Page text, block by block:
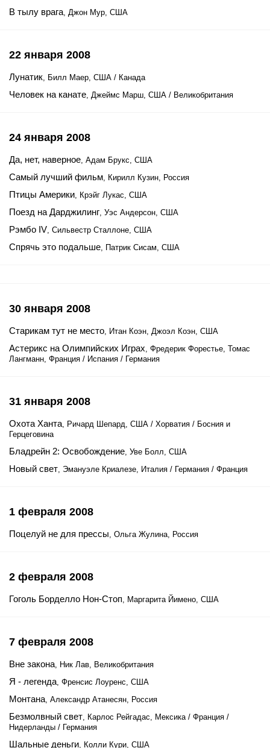
В тылу врага, Джон Мур, США
22 января 2008
Лунатик, Билл Маер, США / Канада
Человек на канате, Джеймс Марш, США / Великобритания
24 января 2008
Да, нет, наверное, Адам Брукс, США
Самый лучший фильм, Кирилл Кузин, Россия
Птицы Америки, Крэйг Лукас, США
Поезд на Дарджилинг, Уэс Андерсон, США
Рэмбо IV, Сильвестр Сталлоне, США
Спрячь это подальше, Патрик Сисам, США
30 января 2008
Старикам тут не место, Итан Коэн, Джоэл Коэн, США
Астерикс на Олимпийских Играх, Фредерик Форестье, Томас
Лангманн, Франция / Испания / Германия
31 января 2008
Охота Ханта, Ричард Шепард, США / Хорватия / Босния и
Герцеговина
Бладрейн 2: Освобождение, Уве Болл, США
Новый свет, Эмануэле Криалезе, Италия / Германия / Франция
1 февраля 2008
Поцелуй не для прессы, Ольга Жулина, Россия
2 февраля 2008
Гоголь Борделло Нон-Стоп, Маргарита Йимено, США
7 февраля 2008
Вне закона, Ник Лав, Великобритания
Я - легенда, Френсис Лоуренс, США
Монтана, Александр Атанесян, Россия
Безмолвный свет, Карлос Рейгадас, Мексика / Франция /
Нидерланды / Германия
Шальные деньги, Колли Кури, США